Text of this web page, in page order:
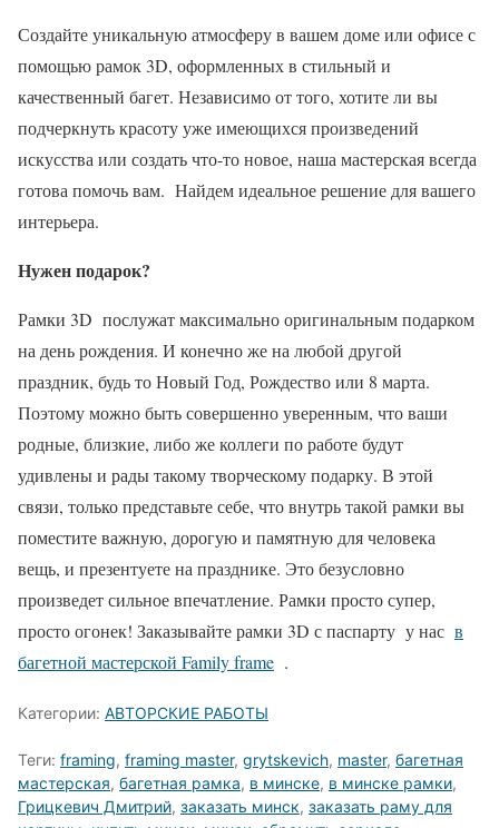
Создайте уникальную атмосферу в вашем доме или офисе с
помощью рамок 3D, оформленных в стильный и
качественный багет. Независимо от того, хотите ли вы
подчеркнуть красоту уже имеющихся произведений
искусства или создать что-то новое, наша мастерская всегда
готова помочь вам. Найдем идеальное решение для вашего
интерьера.
Нужен подарок?
Рамки 3D послужат максимально оригинальным подарком
на день рождения. И конечно же на любой другой
праздник, будь то Новый Год, Рождество или 8 марта.
Поэтому можно быть совершенно уверенным, что ваши
родные, близкие, либо же коллеги по работе будут
удивлены и рады такому творческому подарку. В этой
связи, только представьте себе, что внутрь такой рамки вы
поместите важную, дорогую и памятную для человека
вещь, и презентуете на празднике. Это безусловно
произведет сильное впечатление. Рамки просто супер,
просто огонек! Заказывайте рамки 3D с паспарту у нас в
багетной мастерской Family frame .
Категории: АВТОРСКИЕ РАБОТЫ
Теги: framing, framing master, grytskevich, master, багетная
мастерская, багетная рамка, в минске, в минске рамки,
Грицкевич Дмитрий, заказать минск, заказать раму для